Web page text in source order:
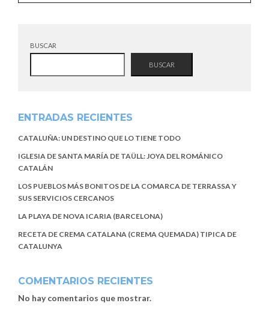
BUSCAR
BUSCAR
ENTRADAS RECIENTES
CATALUÑA: UN DESTINO QUE LO TIENE TODO
IGLESIA DE SANTA MARÍA DE TAÜLL: JOYA DEL ROMÁNICO
CATALÁN
LOS PUEBLOS MÁS BONITOS DE LA COMARCA DE TERRASSA Y
SUS SERVICIOS CERCANOS
LA PLAYA DE NOVA ICARIA (BARCELONA)
RECETA DE CREMA CATALANA (CREMA QUEMADA) TIPICA DE
CATALUNYA
COMENTARIOS RECIENTES
No hay comentarios que mostrar.